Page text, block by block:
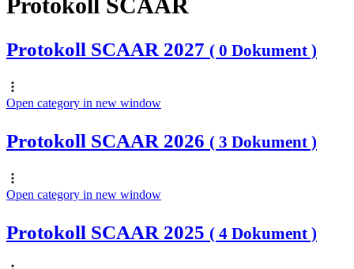
Protokoll SCAAR 2027 ( 0 Dokument )
Open category in new window
Protokoll SCAAR 2026 ( 3 Dokument )
Open category in new window
Protokoll SCAAR 2025 ( 4 Dokument )